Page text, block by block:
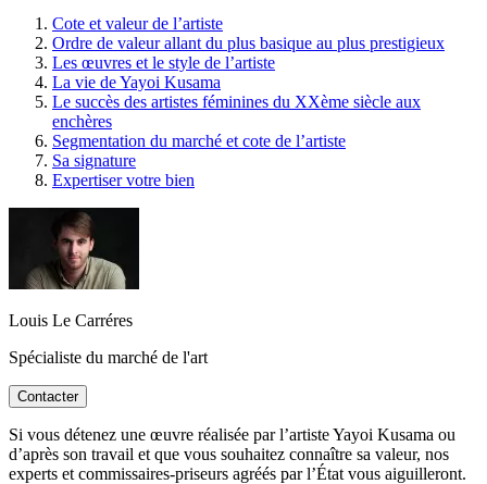
Cote et valeur de l’artiste
Ordre de valeur allant du plus basique au plus prestigieux
Les œuvres et le style de l’artiste
La vie de Yayoi Kusama
Le succès des artistes féminines du XXème siècle aux
enchères
Segmentation du marché et cote de l’artiste
Sa signature
Expertiser votre bien
Louis Le Carréres
Spécialiste du marché de l'art
Contacter
Si vous détenez une œuvre réalisée par l’artiste Yayoi Kusama ou
d’après son travail et que vous souhaitez connaître sa valeur, nos
experts et commissaires-priseurs agréés par l’État vous aiguilleront.